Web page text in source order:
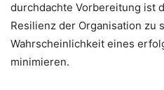
durchdachte Vorbereitung ist
Resilienz der Organisation zu
Wahrscheinlichkeit eines
minimieren.